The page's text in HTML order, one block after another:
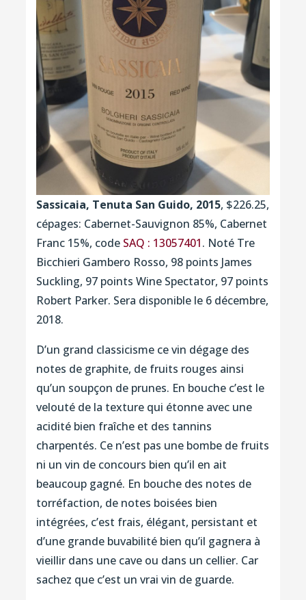
Sassicaia, Tenuta San Guido, 2015, $226.25,
cépages: Cabernet-Sauvignon 85%, Cabernet
Franc 15%, code SAQ : 13057401. Noté Tre
Bicchieri Gambero Rosso, 98 points James
Suckling, 97 points Wine Spectator, 97 points
Robert Parker. Sera disponible le 6 décembre,
2018.
D’un grand classicisme ce vin dégage des
notes de graphite, de fruits rouges ainsi
qu’un soupçon de prunes. En bouche c’est le
velouté de la texture qui étonne avec une
acidité bien fraîche et des tannins
charpentés. Ce n’est pas une bombe de fruits
ni un vin de concours bien qu’il en ait
beaucoup gagné. En bouche des notes de
torréfaction, de notes boisées bien
intégrées, c’est frais, élégant, persistant et
d’une grande buvabilité bien qu’il gagnera à
vieillir dans une cave ou dans un cellier. Car
sachez que c’est un vrai vin de guarde.